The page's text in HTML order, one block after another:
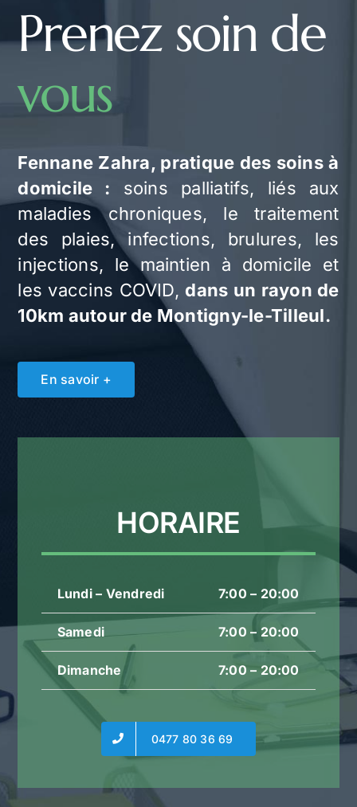
Prenez soin de
vous
Fennane Zahra, pratique des soins à
domicile : soins palliatifs, liés aux
maladies chroniques, le traitement
des plaies, infections, brulures, les
injections, le maintien à domicile et
les vaccins COVID, dans un rayon de
10km autour de Montigny-le-Tilleul.
En savoir +
HORAIRE
Lundi – Vendredi 7:00 – 20:00
Samedi 7:00 – 20:00
Dimanche 7:00 – 20:00
0477 80 36 69